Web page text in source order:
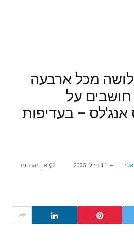
מכל ארבעה
על
אנג'לס – בעדיפות
11 ביולי 2025 אין תגובות